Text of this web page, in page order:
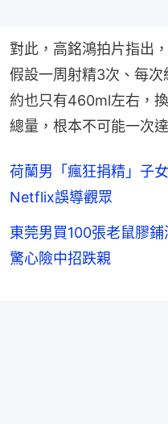
對此，高銘鴻拍片指出
假設一周射精3次、每
約也只有460ml左右，
總量，根本不可能一次達
荷蘭男「瘋狂捐精」子
Netflix誤導觀眾
東莞男買100張老鼠膠
驚心險中招跌親